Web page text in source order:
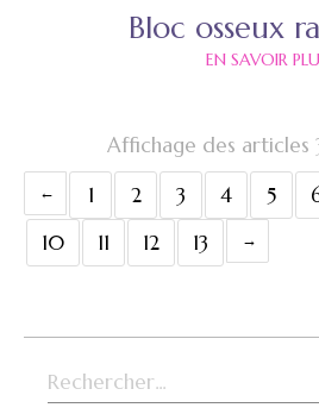
Bloc osseux
EN SAVOIR
Affichage des articles
1
2 3 4 5
10
11 12 13
Rechercher